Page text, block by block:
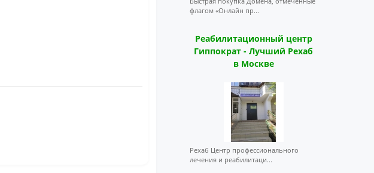
флагом «Онлайн пр...
Реабилитационный центр
Гиппократ - Лучший Рехаб
в Москве
Рехаб Центр профессионального
лечения и реабилитаци...